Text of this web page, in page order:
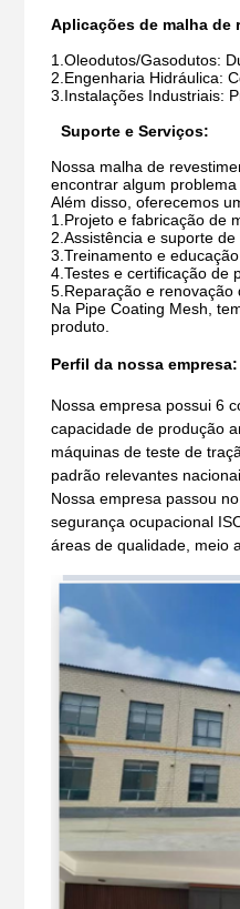
Aplicações de malha de
1.Oleodutos/Gasodutos:
2.Engenharia Hidráulica:
3.Instalações Industriais:
Suporte e Serviços:
Nossa malha de
encontrar algum
Além disso, oferecemos
1.Projeto e fabricação de
2.Assistência e suporte
3.Treinamento e
4.Testes e certificação de
5.Reparação e renovação
Na Pipe Coating Mesh,
produto.
Perfil da nossa empresa:
Nossa empresa possui 6
capacidade de produção
máquinas de teste de
padrão relevantes
Nossa empresa passou
segurança ocupacional
áreas de qualidade, meio